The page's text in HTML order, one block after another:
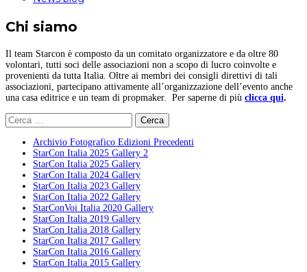
Chi siamo
Il team Starcon è composto da un comitato organizzatore e da oltre 80
volontari, tutti soci delle associazioni non a scopo di lucro coinvolte e
provenienti da tutta Italia. Oltre ai membri dei consigli direttivi di tali
associazioni, partecipano attivamente all’organizzazione dell’evento anche
una casa editrice e un team di propmaker. Per saperne di più clicca qui.
Ricerca
per:
Archivio Fotografico Edizioni Precedenti
StarCon Italia 2025 Gallery 2
StarCon Italia 2025 Gallery
StarCon Italia 2024 Gallery
StarCon Italia 2023 Gallery
StarCon Italia 2022 Gallery
StarConVoi Italia 2020 Gallery
StarCon Italia 2019 Gallery
StarCon Italia 2018 Gallery
StarCon Italia 2017 Gallery
StarCon Italia 2016 Gallery
StarCon Italia 2015 Gallery